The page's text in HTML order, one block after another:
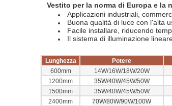
Vestito per la norma di Europa e la
Applicazioni industriali,
Buona qualità di luce con l'alta
Facile installare, riducendo
Il sistema di illuminazione
Lunghezza Potere
600mm
14W/16W/18W/20W
1200mm
35W/40W/45W/50W
1500mm
35W/40W/45W/50W
2400mm
70W/80W/90W/100W